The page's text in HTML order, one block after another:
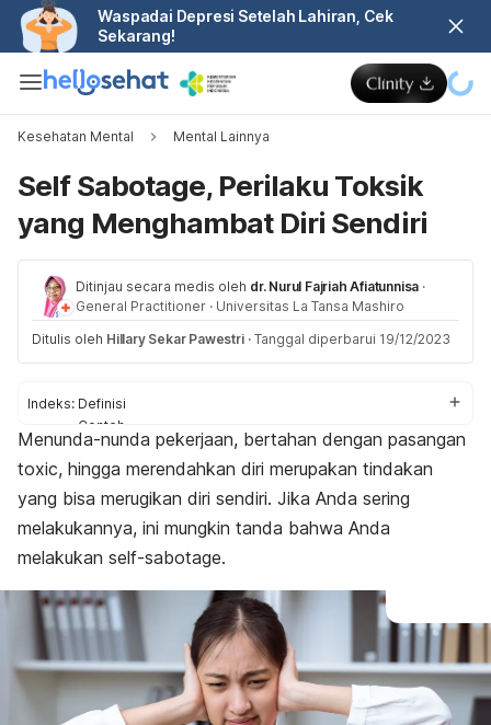
Waspadai Depresi Setelah Lahiran, Cek
Sekarang!
Kesehatan Mental Mental Lainnya
Self Sabotage, Perilaku Toksik
yang Menghambat Diri Sendiri
Ditinjau secara medis oleh dr. Nurul Fajriah Afiatunnisa ·
General Practitioner · Universitas La Tansa Mashiro
Ditulis oleh Hillary Sekar Pawestri · Tanggal diperbarui 19/12/2023
Indeks: Definisi
Contoh
Penyebab
Bahaya
Cara mengatasi
Menunda-nunda pekerjaan, bertahan dengan pasangan
toxic, hingga merendahkan diri merupakan tindakan
yang bisa merugikan diri sendiri. Jika Anda sering
melakukannya, ini mungkin tanda bahwa Anda
melakukan self-sabotage.